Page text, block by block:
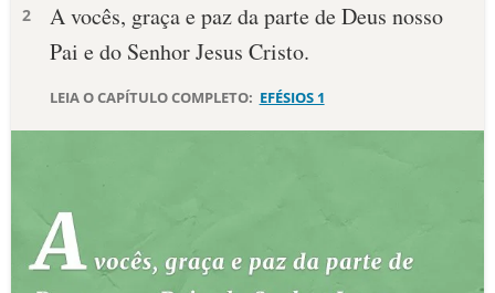
PALAVRA DO DIA
10 MANDAMENTOS
ESTUDOS BÍBLICOS
2
A vocês, graça e paz da parte de Deus nosso
Pai e do Senhor Jesus Cristo.
LEIA O CAPÍTULO COMPLETO: EFÉSIOS 1